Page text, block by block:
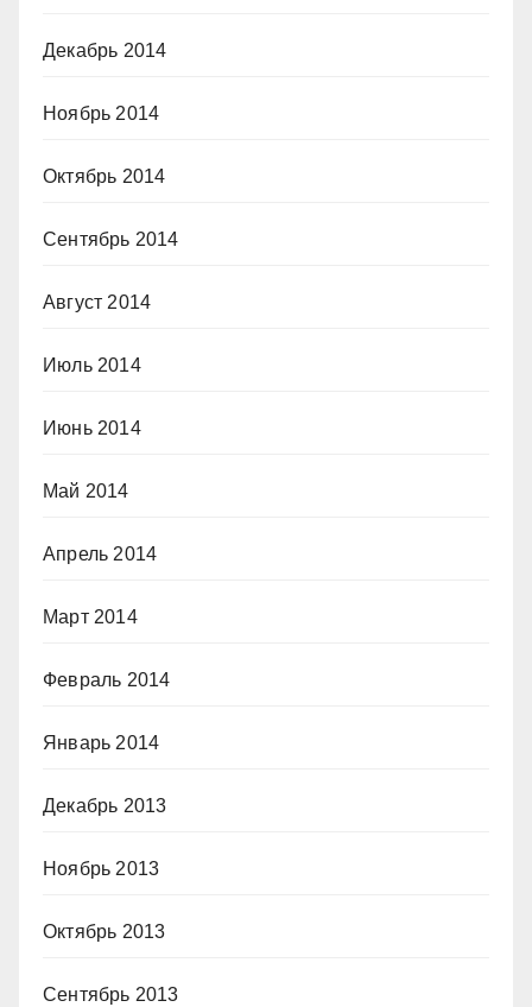
Декабрь 2014
Ноябрь 2014
Октябрь 2014
Сентябрь 2014
Август 2014
Июль 2014
Июнь 2014
Май 2014
Апрель 2014
Март 2014
Февраль 2014
Январь 2014
Декабрь 2013
Ноябрь 2013
Октябрь 2013
Сентябрь 2013